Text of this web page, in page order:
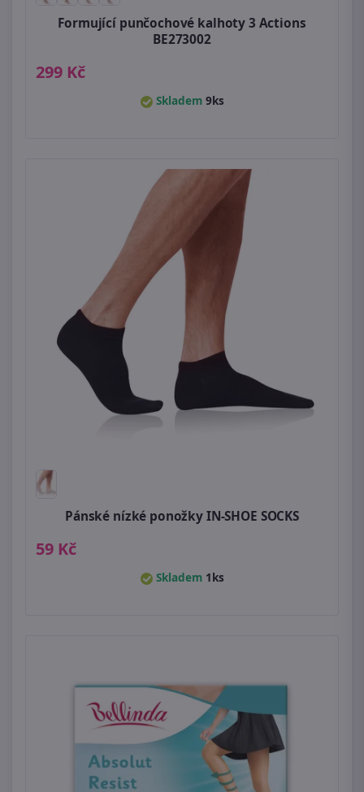
Formující punčochové kalhoty 3 Actions
BE273002
299 Kč
Skladem 9ks
Pánské nízké ponožky IN-SHOE SOCKS
59 Kč
Skladem 1ks